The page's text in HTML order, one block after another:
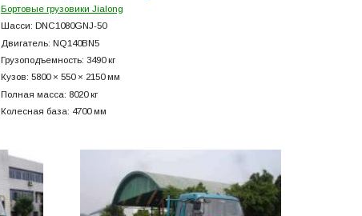
Бортовые грузовики Jialong
Шасси: DNC1080GNJ-50
Двигатель: NQ140BN5
Грузоподъемность: 3490 кг
Кузов: 5800 × 550 × 2150 мм
Полная масса: 8020 кг
Колесная база: 4700 мм